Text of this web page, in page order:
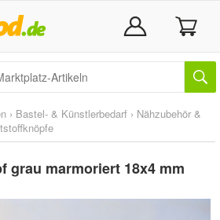
› Bastel- & Künstlerbedarf › Nähzubehör &
grau marmoriert 18x4 mm